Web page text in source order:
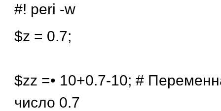
#! peri -w
$z = 0.7;
$zz =• 10+0.7-10; #
число 0.7